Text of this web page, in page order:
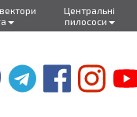
Центральні
пилососи